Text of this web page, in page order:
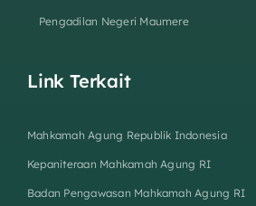
Pengadilan Negeri Maumere
Link Terkait
Mahkamah Agung Republik Indonesia
Kepaniteraan Mahkamah Agung RI
Badan Pengawasan Mahkamah Agung RI